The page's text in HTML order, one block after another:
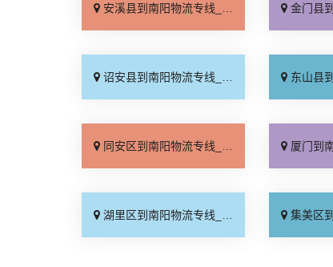
安溪县到南阳物流专线_损坏理赔「直达不中转」 金门县到南阳物
诏安县到南阳物流专线_怎么收费「定点发车」 东山县到南阳物
同安区到南阳物流专线_托运省心「送货到门」 厦门到南阳货运专线-
湖里区到南阳物流专线_收费标准「高效快运」 集美区到南阳物